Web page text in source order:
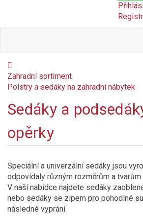
Zahradní sortiment
Polstry a sedáky na zahradní nábytek
Cena
Kč
Skladem
Na objednání
Sedáky a
opěrky
Speciální a univerzální sedáky jsou
odpovídaly různým rozměrům a tvarům
V naší nabídce najdete sedáky
nebo sedáky se zipem pro pohodlné
následné vyprání.